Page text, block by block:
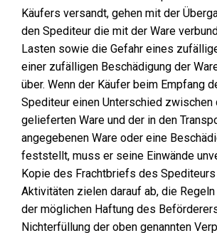
Käufers versandt, gehen mit der
den Spediteur die mit der Ware
Lasten sowie die Gefahr eines
einer zufälligen Beschädigung der
über. Wenn der Käufer beim Empfang
Spediteur einen Unterschied zwischen
gelieferten Ware und der in den
angegebenen Ware oder eine
feststellt, muss er seine Einwände
Kopie des Frachtbriefs des
Aktivitäten zielen darauf ab, die
der möglichen Haftung des
Nichterfüllung der oben genannten